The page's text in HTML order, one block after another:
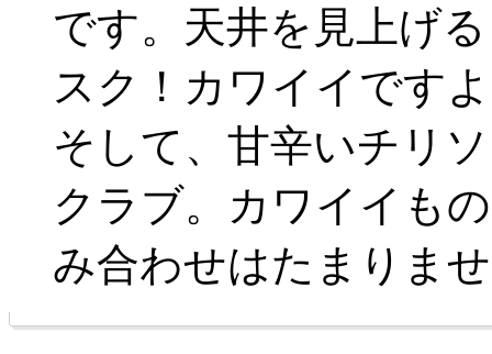
です。天井を見上げ
スク！カワイイです
そして、甘辛いチリ
クラブ。カワイイも
み合わせはたまりま